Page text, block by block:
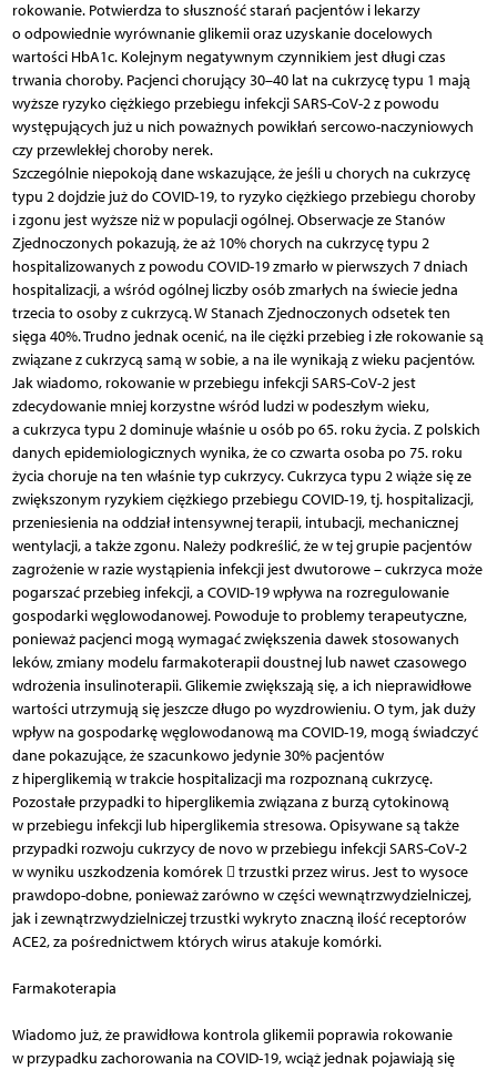
rokowanie. Potwierdza to słuszność starań pacjentów i lekarzy
o odpowiednie wyrównanie glikemii oraz uzyskanie docelowych
wartości HbA1c. Kolejnym negatywnym czynnikiem jest długi czas
trwania choroby. Pacjenci chorujący 30–40 lat na cukrzycę typu 1 mają
wyższe ryzyko ciężkiego przebiegu infekcji SARS-CoV-2 z powodu
występujących już u nich poważnych powikłań sercowo-naczyniowych
czy przewlekłej choroby nerek.
Szczególnie niepokoją dane wskazujące, że jeśli u chorych na cukrzycę
typu 2 dojdzie już do COVID-19, to ryzyko ciężkiego przebiegu choroby
i zgonu jest wyższe niż w populacji ogólnej. Obserwacje ze Stanów
Zjednoczonych pokazują, że aż 10% chorych na cukrzycę typu 2
hospitalizowanych z powodu COVID-19 zmarło w pierwszych 7 dniach
hospitalizacji, a wśród ogólnej liczby osób zmarłych na świecie jedna
trzecia to osoby z cukrzycą. W Stanach Zjednoczonych odsetek ten
sięga 40%. Trudno jednak ocenić, na ile ciężki przebieg i złe rokowanie są
związane z cukrzycą samą w sobie, a na ile wynikają z wieku pacjentów.
Jak wiadomo, rokowanie w przebiegu infekcji SARS-CoV-2 jest
zdecydowanie mniej korzystne wśród ludzi w podeszłym wieku,
a cukrzyca typu 2 dominuje właśnie u osób po 65. roku życia. Z polskich
danych epidemiologicznych wynika, że co czwarta osoba po 75. roku
życia choruje na ten właśnie typ cukrzycy. Cukrzyca typu 2 wiąże się ze
zwiększonym ryzykiem ciężkiego przebiegu COVID-19, tj. hospitalizacji,
przeniesienia na oddział intensywnej terapii, intubacji, mechanicznej
wentylacji, a także zgonu. Należy podkreślić, że w tej grupie pacjentów
zagrożenie w razie wystąpienia infekcji jest dwutorowe – cukrzyca może
pogarszać przebieg infekcji, a COVID-19 wpływa na rozregulowanie
gospodarki węglowodanowej. Powoduje to problemy terapeutyczne,
ponieważ pacjenci mogą wymagać zwiększenia dawek stosowanych
leków, zmiany modelu farmakoterapii doustnej lub nawet czasowego
wdrożenia insulinoterapii. Glikemie zwiększają się, a ich nieprawidłowe
wartości utrzymują się jeszcze długo po wyzdrowieniu. O tym, jak duży
wpływ na gospodarkę węglowodanową ma COVID-19, mogą świadczyć
dane pokazujące, że szacunkowo jedynie 30% pacjentów
z hiperglikemią w trakcie hospitalizacji ma rozpoznaną cukrzycę.
Pozostałe przypadki to hiperglikemia związana z burzą cytokinową
w przebiegu infekcji lub hiperglikemia stresowa. Opisywane są także
przypadki rozwoju cukrzycy de novo w przebiegu infekcji SARS-CoV-2
w wyniku uszkodzenia komórek  trzustki przez wirus. Jest to wysoce
prawdopo-dobne, ponieważ zarówno w części wewnątrz­wydzielniczej,
jak i zewnątrzwydzielniczej trzustki wykryto znaczną ilość receptorów
ACE2, za pośrednictwem których wirus atakuje komórki.
Farmakoterapia
Wiadomo już, że prawidłowa kontrola glikemii poprawia rokowanie
w przypadku zachorowania na COVID-19, wciąż jednak pojawiają się